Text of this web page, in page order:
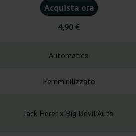
Acquista ora
4,90 €
Automatico
Femminilizzato
Jack Herer x Big Devil Auto